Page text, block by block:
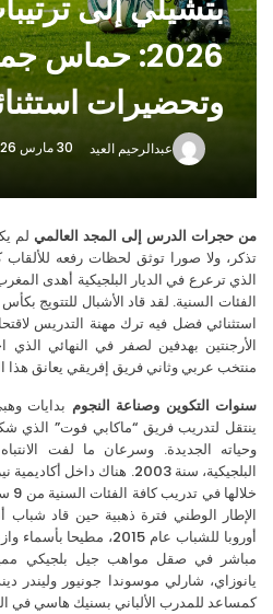
الإصدار الجديد لآيفون 17: تفاصيل الأسعار المعتمدة وأزمة معالجة الصور المفرطة
بتشيلي إلى
2026: حماس
وتحضيرات
عبدالرحيم العيد 30 مارس 2026
حجرات الدرس إلى المجد العالميلم يكن
ولا صورا توثق لحظات رفعه للألقاب
ترعرع في الديار البلجيكية أهدى المغرب
فضل فيه ترك مهنة التدريس لاقتحام
بهدفين لصفر في النهائي الذي
عربي وثاني فريق إفريقي يعانق هذا اللقب
التكوين وصناعة النجومبدايات وهبي
لتدريب فريق “ماكابي فوت” الذي شكل
الجديدة. وسرعان ما لفت الانتباه
خلالها في
الوطني فترة ذهبية حين قاد شباب
أوروبا للشباب عام 2015، مطيحا
في صقل مواهب جيل بلجيكي مميز،
شارلي موسوندا جونيور وليندر
للمدرب الألباني بسنيك هاسي في الفريق